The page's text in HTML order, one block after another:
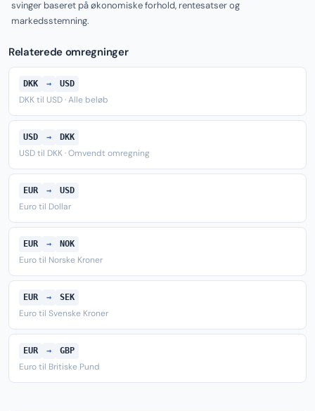
svinger baseret på økonomiske forhold, rentesatser og
markedsstemning.
Relaterede omregninger
DKK → USD
DKK til USD · Alle beløb
USD → DKK
USD til DKK · Omvendt omregning
EUR → USD
Euro til Dollar
EUR → NOK
Euro til Norske Kroner
EUR → SEK
Euro til Svenske Kroner
EUR → GBP
Euro til Britiske Pund